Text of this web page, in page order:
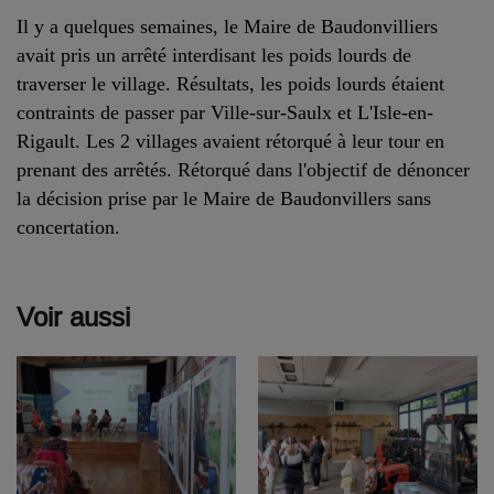
Il y a quelques semaines, le Maire de Baudonvilliers
avait pris un arrêté interdisant les poids lourds de
traverser le village. Résultats, les poids lourds étaient
contraints de passer par Ville-sur-Saulx et L'Isle-en-
Rigault. Les 2 villages avaient rétorqué à leur tour en
prenant des arrêtés. Rétorqué dans l'objectif de dénoncer
la décision prise par le Maire de Baudonvillers sans
concertation.
Voir aussi